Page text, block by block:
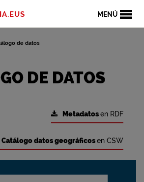
MENÚ
de datos
DE DATOS
Metadatosen RDF
Catálogo datos geográficosen CSW